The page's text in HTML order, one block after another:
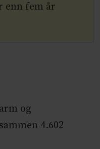
enn fem år
og
4.602
personer